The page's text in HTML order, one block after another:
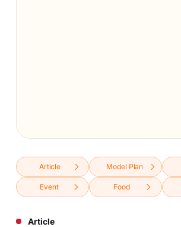
Article Model Plan
Event Food
Article